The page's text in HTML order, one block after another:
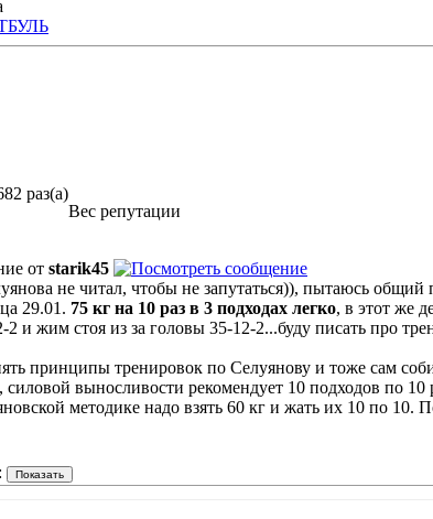
раз(а)
Вес репутации
от starik45
не читал, чтобы не запутаться)), пытаюсь
29.01. 75 кг на 10 раз в 3 подходах легко, в этот же
и жим стоя из за головы 35-12-2...буду писать про
принципы тренировок по Селуянову и тоже сам
, силовой выносливости рекомендует 10 подходов по
методике надо взять 60 кг и жать их 10 по